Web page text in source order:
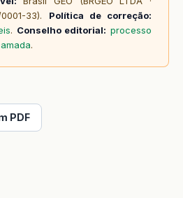
33). Política de correção:
. Conselho editorial: processo
.
PDF